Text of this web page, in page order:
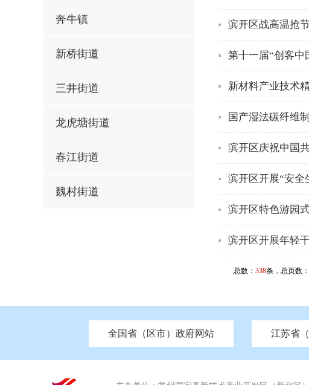
奔牛镇
新桥街道
三井街道
龙虎塘街道
春江街道
魏村街道
滨开区战高温抢
第十一届“创客中
新材料产业技术
国产湿法碳纤维
滨开区庆祝中国
滨开区开展“安全
滨开区特色游园
滨开区开展年轻
总数： 338条，总页数：
全国省（区市）政府网站
北京 天津 重庆 河南 河北 山西
江苏省
中国江苏 南京市政府 苏州市政府 无
市发改委 市工信局 市教育局 市科技局
市应急管理局 市审计局 市外事办 市生态